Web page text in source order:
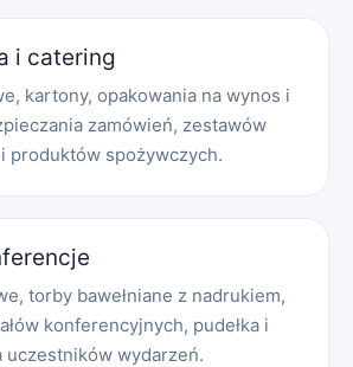
i catering
kartony, opakowania na wynos i
zamówień, zestawów
produktów spożywczych.
torby bawełniane z nadrukiem,
konferencyjnych, pudełka i
uczestników wydarzeń.